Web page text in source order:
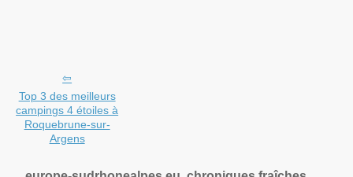
Top 3 des meilleurs
campings 4 étoiles à
Roquebrune-sur-
Argens